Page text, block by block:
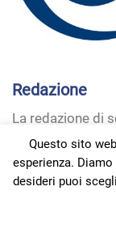
Redazione
La redazione di
dottori che
della sordità,
prodotti e della
Questo sito
esperienza.
desideri puoi